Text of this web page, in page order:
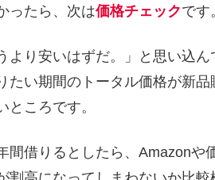
ったら、次は価格チェックです
より安いはずだ。」と思い込
たい期間のトータル価格が新
ところです。
間借りるとしたら、Amazonや